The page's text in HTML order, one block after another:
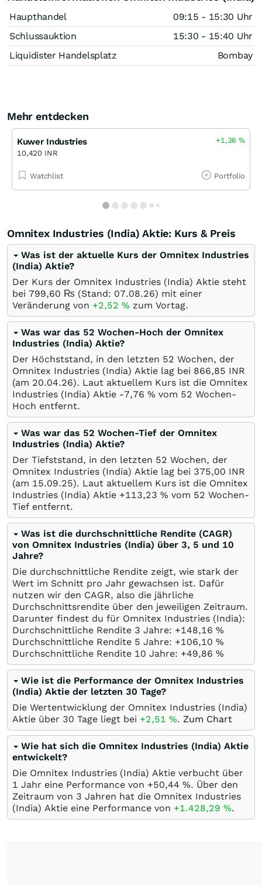
Haupthandel
09:15 - 15:30 Uhr
Schlussauktion
15:30 - 15:40 Uhr
Liquidister Handelsplatz
Bombay
Mehr entdecken
Kuwer Industries
10,420 INR
+1,36%
Watchlist Portfolio
Omnitex Industries (India) Aktie: Kurs & Preis
Was ist der aktuelle Kurs der Omnitex Industries
(India) Aktie?
Der Kurs der Omnitex Industries (India) Aktie steht
bei 799,60 ₨ (Stand: 07.08.26) mit einer
Veränderung von +2,52 % zum Vortag.
Was war das 52 Wochen-Hoch der Omnitex
Industries (India) Aktie?
Der Höchststand, in den letzten 52 Wochen, der
Omnitex Industries (India) Aktie lag bei 866,85 INR
(am 20.04.26). Laut aktuellem Kurs ist die Omnitex
Industries (India) Aktie -7,76 % vom 52 Wochen-
Hoch entfernt.
Was war das 52 Wochen-Tief der Omnitex
Industries (India) Aktie?
Der Tiefststand, in den letzten 52 Wochen, der
Omnitex Industries (India) Aktie lag bei 375,00 INR
(am 15.09.25). Laut aktuellem Kurs ist die Omnitex
Industries (India) Aktie +113,23 % vom 52 Wochen-
Tief entfernt.
Was ist die durchschnittliche Rendite (CAGR)
von Omnitex Industries (India) über 3, 5 und 10
Jahre?
Die durchschnittliche Rendite zeigt, wie stark der
Wert im Schnitt pro Jahr gewachsen ist. Dafür
nutzen wir den CAGR, also die jährliche
Durchschnittsrendite über den jeweiligen Zeitraum.
Darunter findest du für Omnitex Industries (India):
Durchschnittliche Rendite 3 Jahre: +148,16 %
Durchschnittliche Rendite 5 Jahre: +106,10 %
Durchschnittliche Rendite 10 Jahre: +49,86 %
Wie ist die Performance der Omnitex Industries
(India) Aktie der letzten 30 Tage?
Die Wertentwicklung der Omnitex Industries (India)
Aktie über 30 Tage liegt bei +2,51 %. Zum Chart
Wie hat sich die Omnitex Industries (India) Aktie
entwickelt?
Die Omnitex Industries (India) Aktie verbucht über
1 Jahr eine Performance von +50,44 %. Über den
Zeitraum von 3 Jahren hat die Omnitex Industries
(India) Aktie eine Performance von +1.428,29 %.